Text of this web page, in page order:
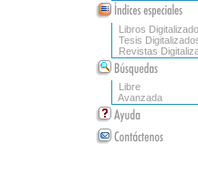
Libros
Tesis
Revistas
Libre
Avanzada